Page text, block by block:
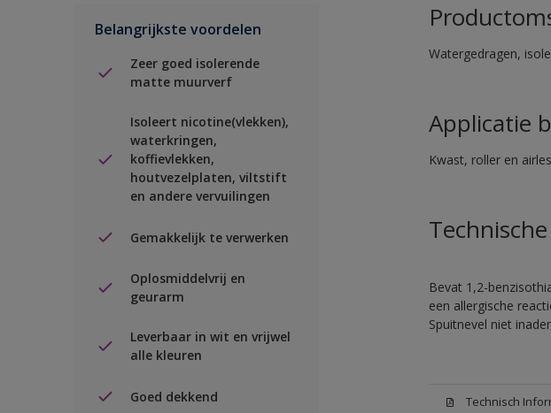
Belangrijkste voordelen
Zeer goed isolerende
matte muurverf
Isoleert nicotine(vlekken),
waterkringen,
koffievlekken,
houtvezelplaten, viltstift
en andere vervuilingen
Gemakkelijk te verwerken
Oplosmiddelvrij en
geurarm
Leverbaar in wit en vrijwel
alle kleuren
Goed dekkend
Watergedragen,
Applicatie
Kwast, roller en
Bevat 1,2-
een allergische
Spuitnevel niet
Technisch